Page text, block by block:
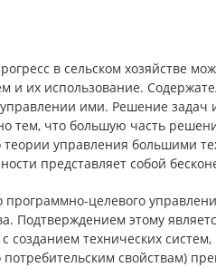
в сельском хозяйстве
и их использование.
ими. Решение задач
тем, что большую часть
теории управления большими
представляет собой
программно-целевого
Подтверждением этому
с созданием технических
свойствам)